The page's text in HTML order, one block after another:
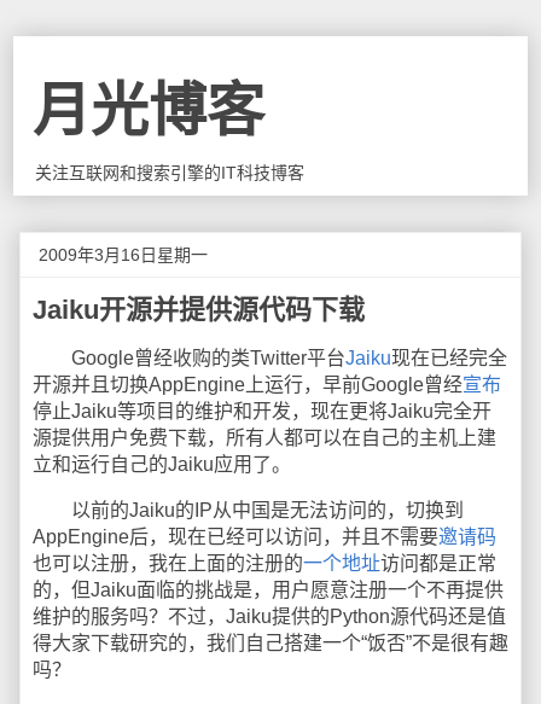
月光博客
关注互联网和搜索引擎的IT科技博客
2009年3月16日星期一
Jaiku开源并提供源代码下载
Google曾经收购的类Twitter平台Jaiku现在已经完全
开源并且切换AppEngine上运行，早前Google曾经宣布
停止Jaiku等项目的维护和开发，现在更将Jaiku完全开
源提供用户免费下载，所有人都可以在自己的主机上建
立和运行自己的Jaiku应用了。
以前的Jaiku的IP从中国是无法访问的，切换到
AppEngine后，现在已经可以访问，并且不需要邀请码
也可以注册，我在上面的注册的一个地址访问都是正常
的，但Jaiku面临的挑战是，用户愿意注册一个不再提供
维护的服务吗？不过，Jaiku提供的Python源代码还是值
得大家下载研究的，我们自己搭建一个“饭否”不是很有趣
吗？